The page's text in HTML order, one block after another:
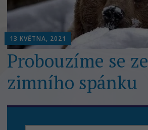
13 KVĚTNA, 2021
Probouzíme se ze
zimního spánku